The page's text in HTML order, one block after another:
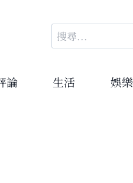
搜
尋
鍵
論 生活 娛樂